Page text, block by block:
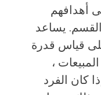
أهدافهم
القسم. يساعد
قياس قدرة
،
كان الفرد